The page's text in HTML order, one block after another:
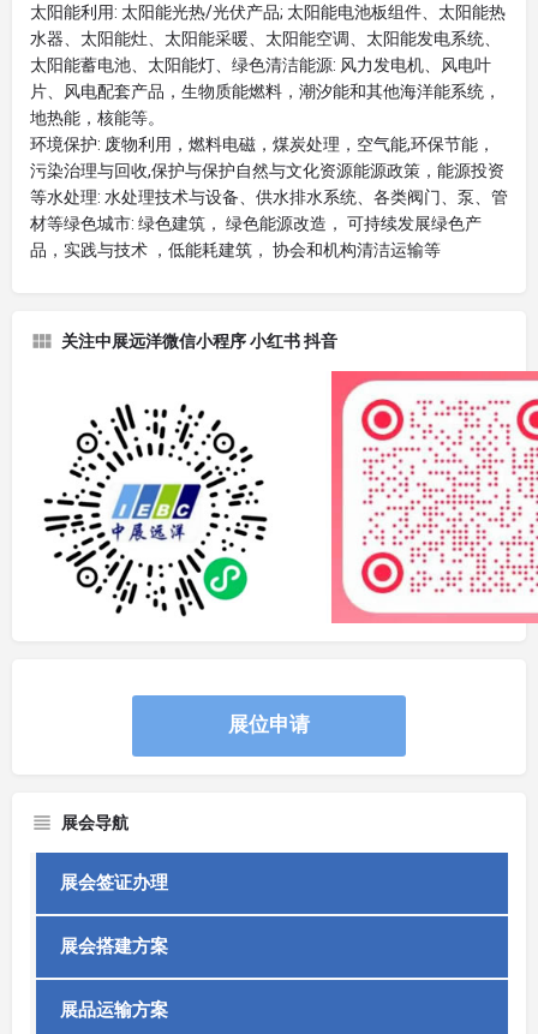
太阳能利用: 太阳能光热/光伏产品; 太阳能电池板组件、太阳能热
水器、太阳能灶、太阳能采暖、太阳能空调、太阳能发电系统、
太阳能蓄电池、太阳能灯、绿色清洁能源: 风力发电机、风电叶
片、风电配套产品，生物质能燃料，潮汐能和其他海洋能系统，
地热能，核能等。
环境保护: 废物利用，燃料电磁，煤炭处理，空气能,环保节能，
污染治理与回收,保护与保护自然与文化资源能源政策，能源投资
等水处理: 水处理技术与设备、供水排水系统、各类阀门、泵、管
材等绿色城市: 绿色建筑， 绿色能源改造， 可持续发展绿色产
品，实践与技术 ，低能耗建筑， 协会和机构清洁运输等
关注中展远洋微信小程序 小红书 抖音
展位申请
展会导航
展会签证办理
展会搭建方案
展品运输方案